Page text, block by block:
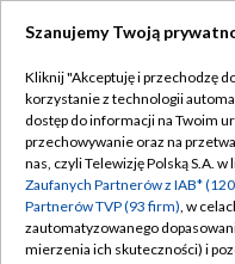
Abonament TVP
Emisja w TVP
Centrum informacji
Naziemna Telewizja
Szanujemy Twoją
Kliknij "Akceptuję i przechodzę
korzystanie z technologii
dostęp do informacji na Twoim
przechowywanie oraz na
nas, czyli Telewizję Polską S.A.
Zaufanych Partnerów z IAB*
Partnerów TVP (93 firm), w
zautomatyzowanego
mierzenia ich skuteczności) i